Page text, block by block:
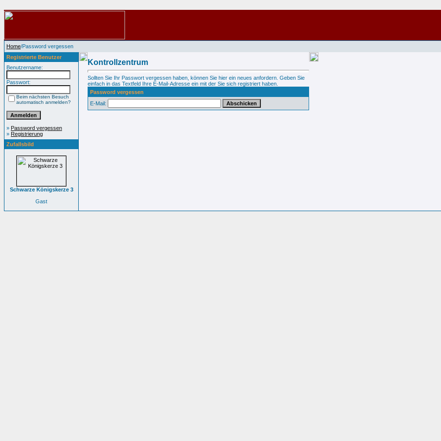
Home/Password vergessen
Registrierte Benutzer
Benutzername:
Passwort:
Beim nächsten Besuch
automatisch anmelden?
» Password vergessen
» Registrierung
Zufallsbild
Schwarze Königskerze 3
Gast
Kontrollzentrum
Sollten Sie Ihr Passwort vergessen haben, können Sie hier ein neues anfordern. Geben Sie
einfach in das Textfeld Ihre E-Mail-Adresse ein mit der Sie sich registriert haben.
Password vergessen
E-Mail: